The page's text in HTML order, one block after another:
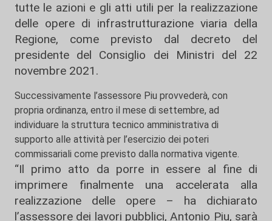
tutte le azioni e gli atti utili per la realizzazione
delle opere di infrastrutturazione viaria della
Regione, come previsto dal decreto del
presidente del Consiglio dei Ministri del 22
novembre 2021.
Successivamente l’assessore Piu provvederà, con
propria ordinanza, entro il mese di settembre, ad
individuare la struttura tecnico amministrativa di
supporto alle attività per l’esercizio dei poteri
commissariali come previsto dalla normativa vigente.
“Il primo atto da porre in essere al fine di
imprimere finalmente una accelerata alla
realizzazione delle opere – ha dichiarato
l’assessore dei lavori pubblici, Antonio Piu, sarà